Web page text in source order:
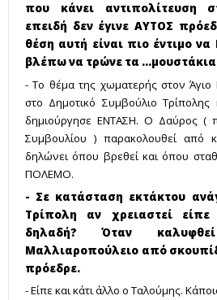
που κάνει αντιπολίτευση
επειδή δεν έγινε ΑΥΤΟΣ
θέση αυτή είναι πιο έντιμο
βλέπω να τρώνε τα ...μουστάκια
- Το θέμα της χωματερής στον Άγιο
στο Δημοτικό Συμβούλιο
δημιούργησε ΕΝΤΑΣΗ. Ο Δαύρος (
Συμβουλίου ) παρακολουθεί από
δηλώνει όπου βρεθεί και όπου
ΠΟΛΕΜΟ.
- Σε κατάσταση εκτάκτου
Τρίπολη αν χρειαστεί
δηλαδή? Όταν
Μαλλιαροπούλειο από
πρόεδρε.
- Είπε και κάτι άλλο ο Ταλούμης.